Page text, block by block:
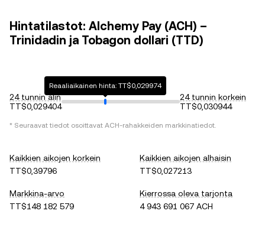
Hintatilastot: Alchemy Pay (ACH) –
Trinidadin ja Tobagon dollari (TTD)
24 tunnin alin
TT$0,029404
Reaaliaikainen hinta: TT$0,029974
24 tunnin korkein
TT$0,030944
* Seuraavat tiedot osoittavat ACH-rahakkeiden markkinatiedot.
Kaikkien aikojen korkein
TT$0,39796
Kaikkien aikojen alhaisin
TT$0,027213
Markkina-arvo
TT$148 182 579
Kierrossa oleva tarjonta
4 943 691 067 ACH